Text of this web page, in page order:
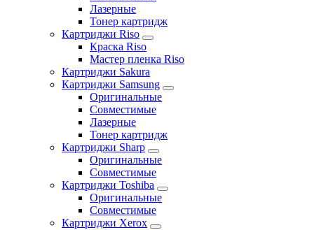
Лазерные
Тонер картридж
Картриджи Riso
Краска Riso
Мастер пленка Riso
Картриджи Sakura
Картриджи Samsung
Оригинальные
Совместимые
Лазерные
Тонер картридж
Картриджи Sharp
Оригинальные
Совместимые
Картриджи Toshiba
Оригинальные
Совместимые
Картриджи Xerox